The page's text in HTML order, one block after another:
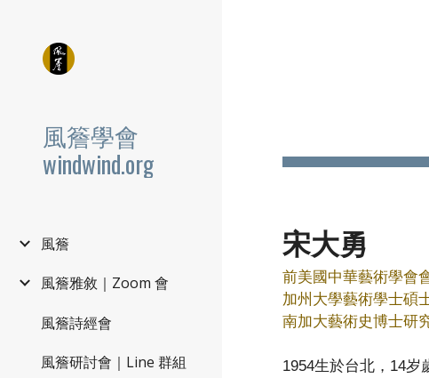
風簷學會
windwind.org
風簷
風簷雅敘｜Zoom 會
風簷詩經會
風簷研討會｜Line 群組
宋大勇
前美國中華藝術學會
加州大學藝術學士碩
南加大藝術史博士研
1954生於台北，14